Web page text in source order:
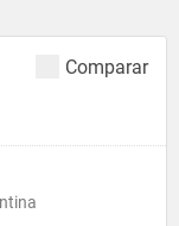
Comparar